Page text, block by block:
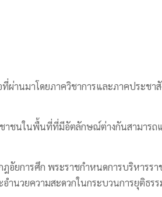
านมาโดยภาควิชาการและภาคประชา
าชนในพื้นที่ที่มีอัตลักษณ์ต่างกันสามาร
ยการศึก พระราชกำหนดการบริหารร
นวยความสะดวกในกระบวนการยุติธร